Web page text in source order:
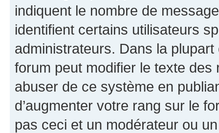
indiquent le nombre de
identifient certains utilisateurs
administrateurs. Dans la
forum peut modifier le texte
abuser de ce système en
d’augmenter votre rang sur le
pas ceci et un modérateur ou